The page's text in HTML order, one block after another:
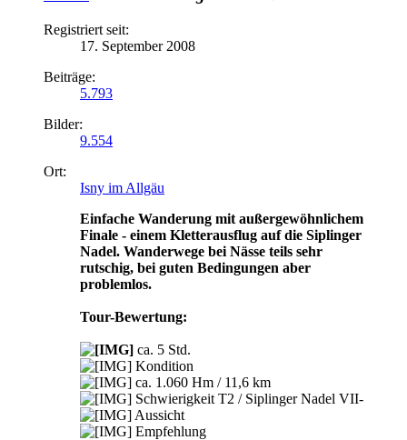
Registriert seit:
17. September 2008
Beiträge:
5.793
Bilder:
9.554
Ort:
Isny im Allgäu
Einfache Wanderung mit außergewöhnlichem
Finale - einem Kletterausflug auf die Siplinger
Nadel. Wanderwege bei Nässe teils sehr
rutschig, bei guten Bedingungen aber
problemlos.
Tour-Bewertung:
ca. 5 Std.
Kondition
ca. 1.060 Hm / 11,6 km
Schwierigkeit T2 / Siplinger Nadel VII-
Aussicht
Empfehlung